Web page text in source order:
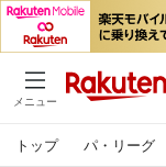
メニュー
トップ パ・リーグ